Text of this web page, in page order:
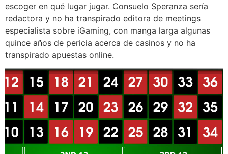
escoger en qué lugar jugar. Consuelo Speranza serí­a
redactora y no ha transpirado editora de meetings
especialista sobre iGaming, con manga larga algunas
quince años de pericia acerca de casinos y no ha
transpirado apuestas online.